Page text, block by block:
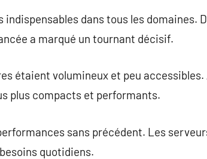
dans tous les domaines.
a marqué un tournant décisif.
étaient volumineux et peu accessibles.
plus compacts et performants.
sans précédent. Les
quotidiens.